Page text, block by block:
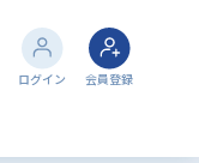
ログイン 会員登録